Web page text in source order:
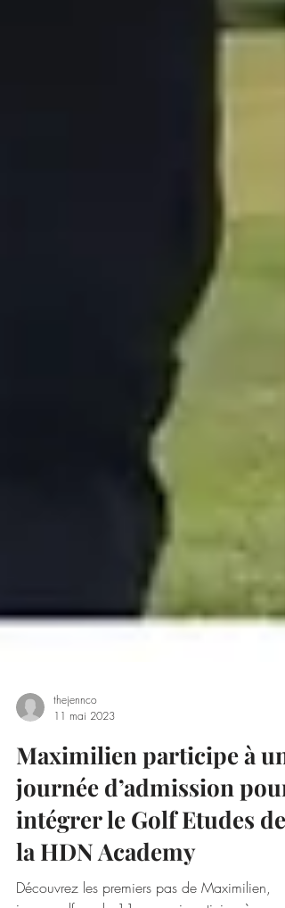
11 mai 2023
Maximilien participe à une
journée d’admission pour
intégrer le Golf Etudes de
la HDN Academy